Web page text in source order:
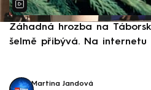
Záhadná hrozba na
šelmě přibývá. Na internetu
Martina Jandová